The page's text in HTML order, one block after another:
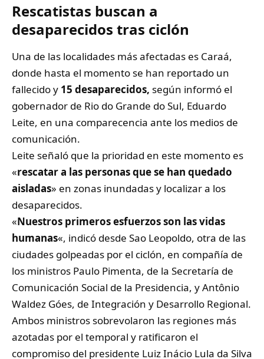
Rescatistas buscan a
desaparecidos tras ciclón
Una de las localidades más afectadas es Caraá,
donde hasta el momento se han reportado un
fallecido y 15 desaparecidos, según informó el
gobernador de Rio do Grande do Sul, Eduardo
Leite, en una comparecencia ante los medios de
comunicación.
Leite señaló que la prioridad en este momento es
«rescatar a las personas que se han quedado
aisladas» en zonas inundadas y localizar a los
desaparecidos.
«Nuestros primeros esfuerzos son las vidas
humanas«, indicó desde Sao Leopoldo, otra de las
ciudades golpeadas por el ciclón, en compañía de
los ministros Paulo Pimenta, de la Secretaría de
Comunicación Social de la Presidencia, y Antônio
Waldez Góes, de Integración y Desarrollo Regional.
Ambos ministros sobrevolaron las regiones más
azotadas por el temporal y ratificaron el
compromiso del presidente Luiz Inácio Lula da Silva